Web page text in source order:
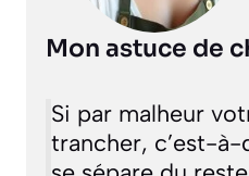
Mon astuce de
Si par malheur
trancher, c’est-